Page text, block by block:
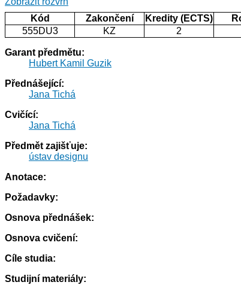
Kód
Zakončení Kredity (ECTS)
555DU3
KZ 2
Garant předmětu:
Hubert Kamil Guzik
Přednášející:
Jana Tichá
Cvičící:
Jana Tichá
Předmět zajišťuje:
ústav designu
Anotace:
Požadavky:
Osnova přednášek:
Osnova cvičení:
Cíle studia:
Studijní materiály: